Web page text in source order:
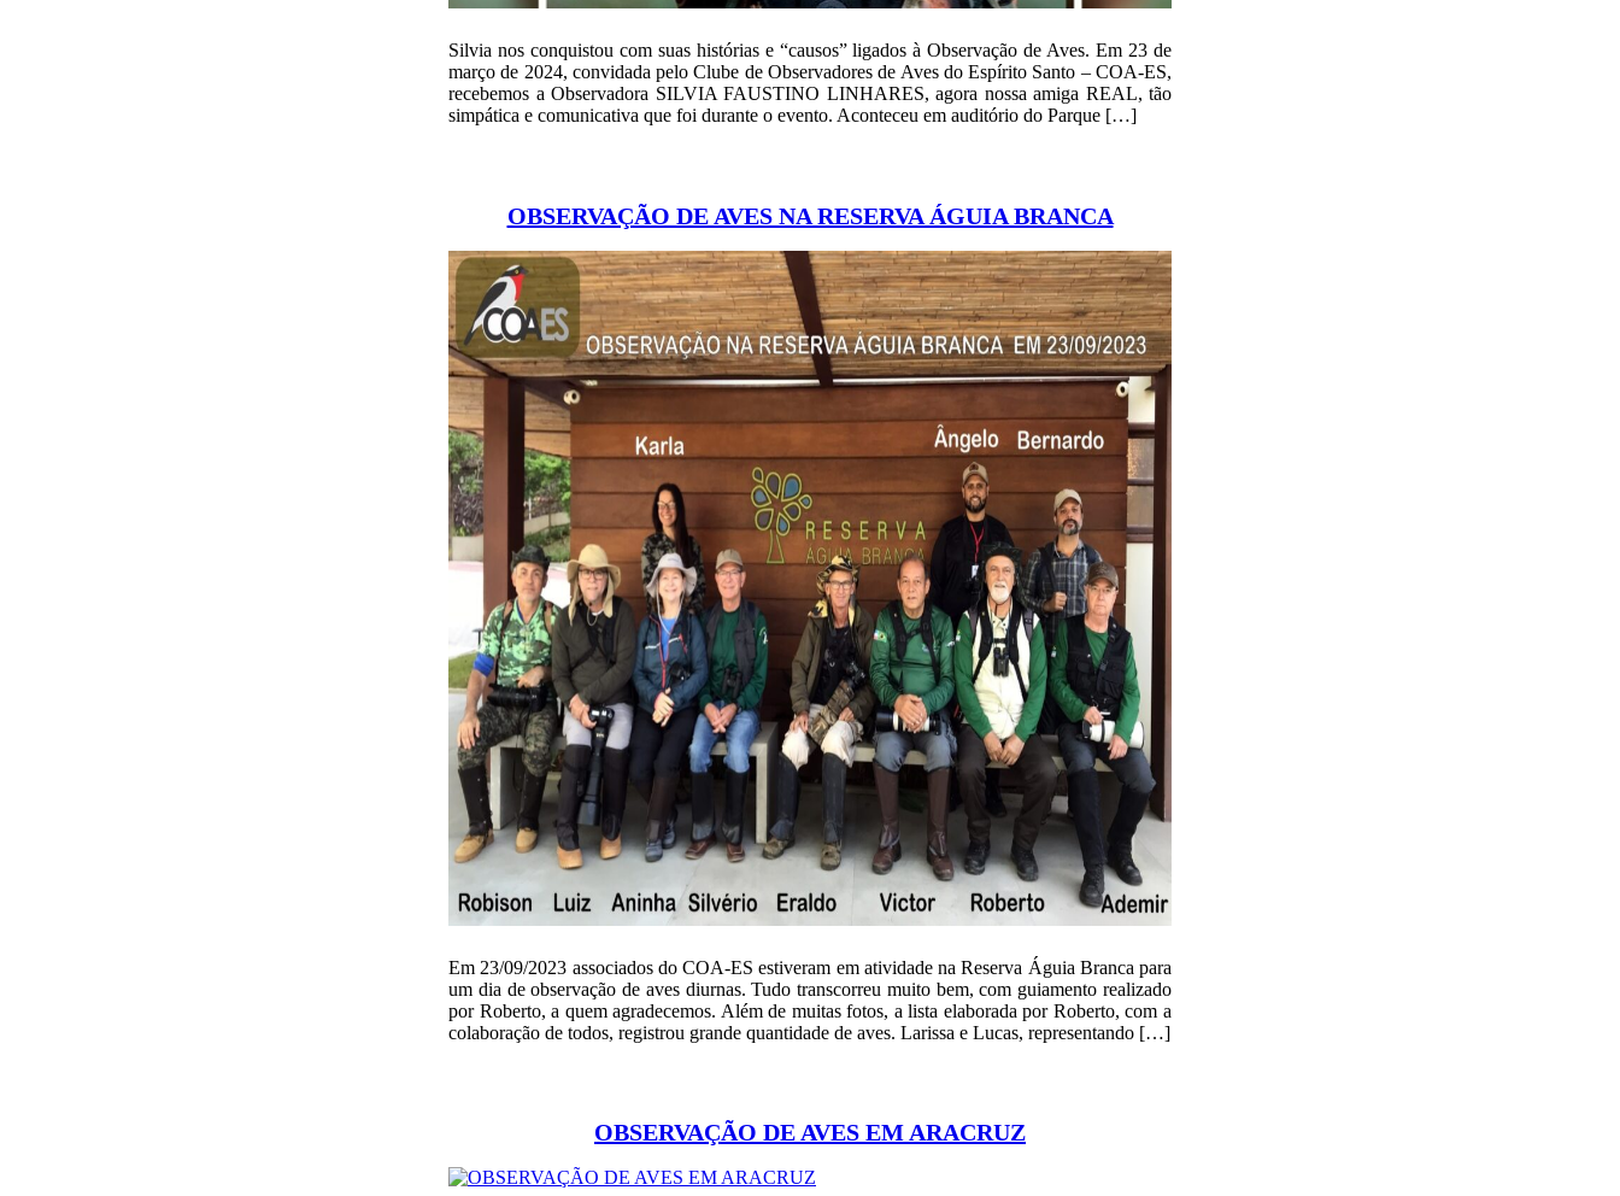
Silvia nos conquistou com suas histórias e “causos” ligados à Observação de Aves. Em 23 de
março de 2024, convidada pelo Clube de Observadores de Aves do Espírito Santo – COA-ES,
recebemos a Observadora SILVIA FAUSTINO LINHARES, agora nossa amiga REAL, tão
simpática e comunicativa que foi durante o evento. Aconteceu em auditório do Parque […]
OBSERVAÇÃO DE AVES NA RESERVA ÁGUIA BRANCA
Em 23/09/2023 associados do COA-ES estiveram em atividade na Reserva Águia Branca para
um dia de observação de aves diurnas. Tudo transcorreu muito bem, com guiamento realizado
por Roberto, a quem agradecemos. Além de muitas fotos, a lista elaborada por Roberto, com a
colaboração de todos, registrou grande quantidade de aves. Larissa e Lucas, representando […]
OBSERVAÇÃO DE AVES EM ARACRUZ